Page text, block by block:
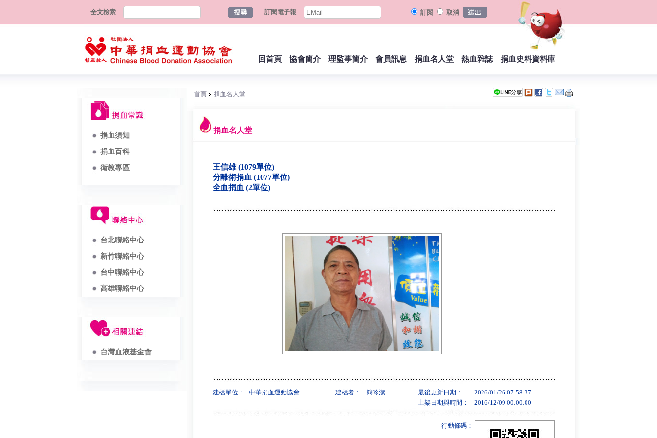
全文檢索 訂閱電子報 訂閱 取消
回首頁 協會簡介 理監事簡介 會員訊息 捐血名人堂 熱血雜誌 捐血史料資料庫
捐血須知
捐血百科
衛教專區
台北聯絡中心
新竹聯絡中心
台中聯絡中心
高雄聯絡中心
台灣血液基金會
首頁 捐血名人堂
捐血名人堂
王信雄 (1079單位)
分離術捐血 (1077單位)
全血捐血 (2單位)
建檔單位： 中華捐血運動協會 建檔者： 簡吟潔 最後更新日期：
2026/01/26 07:58:37
上架日期與時間：
2016/12/09 00:00:00
行動條碼：